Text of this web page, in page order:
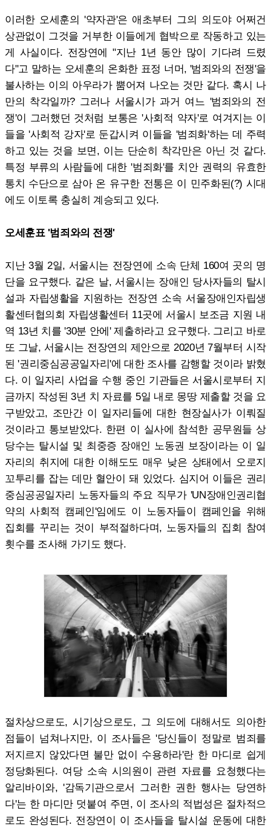
이러한 오세훈의 '약자관'은 애초부터 그의 의도야 어쩌건
상관없이 그것을 거부한 이들에게 협박으로 작동하고 있는
게 사실이다. 전장연에 "지난 1년 동안 많이 기다려 드렸
다"고 말하는 오세훈의 온화한 표정 너머, '범죄와의 전쟁'을
불사하는 이의 아우라가 뿜어져 나오는 것만 같다. 혹시 나
만의 착각일까? 그러나 서울시가 과거 여느 '범죄와의 전
쟁'이 그러했던 것처럼 보통은 '사회적 약자'로 여겨지는 이
들을 '사회적 강자'로 둔갑시켜 이들을 '범죄화'하는 데 주력
하고 있는 것을 보면, 이는 단순히 착각만은 아닌 것 같다.
특정 부류의 사람들에 대한 '범죄화'를 치안 권력의 유효한
통치 수단으로 삼아 온 유구한 전통은 이 민주화된(?) 시대
에도 이토록 충실히 계승되고 있다.
오세훈표 '범죄와의 전쟁'
지난 3월 2일, 서울시는 전장연에 소속 단체 160여 곳의 명
단을 요구했다. 같은 날, 서울시는 장애인 당사자들의 탈시
설과 자립생활을 지원하는 전장연 소속 서울장애인자립생
활센터협의회 자립생활센터 11곳에 서울시 보조금 지원 내
역 13년 치를 '30분 안에' 제출하라고 요구했다. 그리고 바로
또 그날, 서울시는 전장연의 제안으로 2020년 7월부터 시작
된 '권리중심공공일자리'에 대한 조사를 감행할 것이라 밝혔
다. 이 일자리 사업을 수행 중인 기관들은 서울시로부터 지
금까지 작성된 3년 치 자료를 5일 내로 몽땅 제출할 것을 요
구받았고, 조만간 이 일자리들에 대한 현장실사가 이뤄질
것이라고 통보받았다. 한편 이 실사에 참석한 공무원들 상
당수는 탈시설 및 최중증 장애인 노동권 보장이라는 이 일
자리의 취지에 대한 이해도도 매우 낮은 상태에서 오로지
꼬투리를 잡는 데만 혈안이 돼 있었다. 심지어 이들은 권리
중심공공일자리 노동자들의 주요 직무가 'UN장애인권리협
약의 사회적 캠페인'임에도 이 노동자들이 캠페인을 위해
집회를 꾸리는 것이 부적절하다며, 노동자들의 집회 참여
횟수를 조사해 가기도 했다.
절차상으로도, 시기상으로도, 그 의도에 대해서도 의아한
점들이 넘쳐나지만, 이 조사들은 '당신들이 정말로 범죄를
저지르지 않았다면 불만 없이 수용하라'란 한 마디로 쉽게
정당화된다. 여당 소속 시의원이 관련 자료를 요청했다는
알리바이와, '감독기관으로서 그러한 권한 행사는 당연하
다'는 한 마디만 덧붙여 주면, 이 조사의 적법성은 절차적으
로도 완성된다. 전장연이 이 조사들을 탈시설 운동에 대한